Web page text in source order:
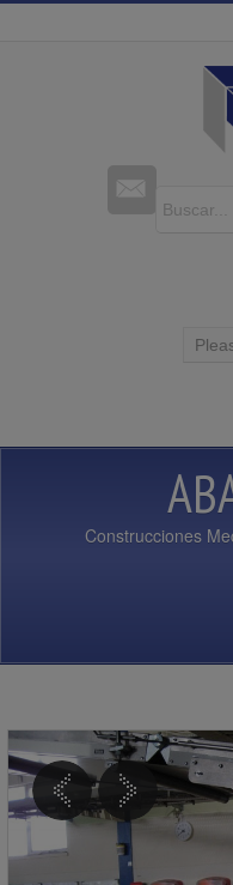
Construcciones